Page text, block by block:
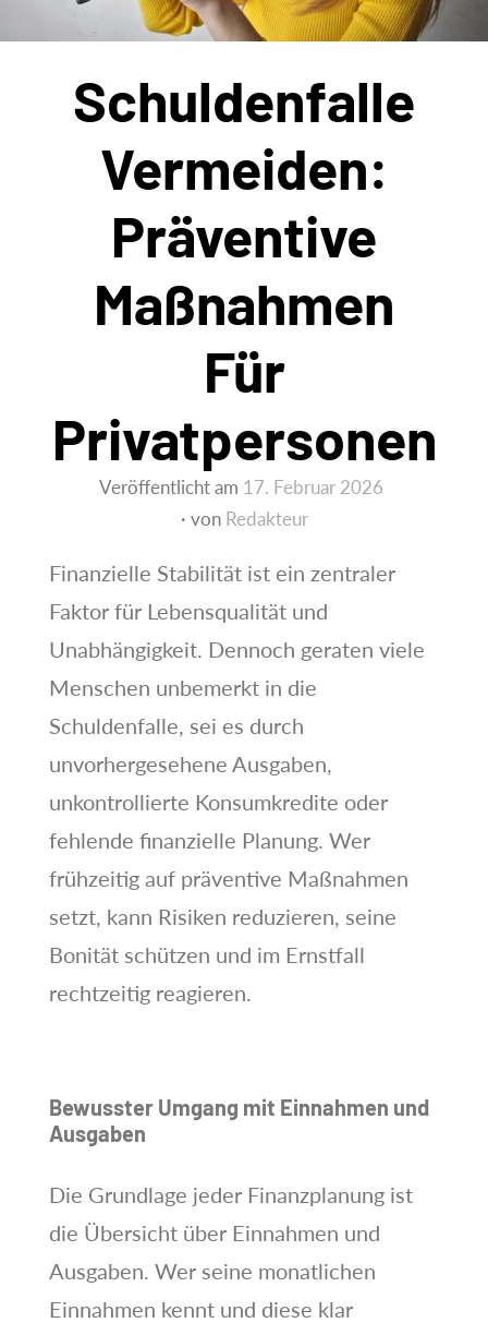
Schuldenfalle
Vermeiden:
Präventive
Maßnahmen
Für
Privatpersonen
Veröffentlicht am 17. Februar 2026
von Redakteur
Finanzielle Stabilität ist ein zentraler
Faktor für Lebensqualität und
Unabhängigkeit. Dennoch geraten viele
Menschen unbemerkt in die
Schuldenfalle, sei es durch
unvorhergesehene Ausgaben,
unkontrollierte Konsumkredite oder
fehlende finanzielle Planung. Wer
frühzeitig auf präventive Maßnahmen
setzt, kann Risiken reduzieren, seine
Bonität schützen und im Ernstfall
rechtzeitig reagieren.
Bewusster Umgang mit Einnahmen und
Ausgaben
Die Grundlage jeder Finanzplanung ist
die Übersicht über Einnahmen und
Ausgaben. Wer seine monatlichen
Einnahmen kennt und diese klar